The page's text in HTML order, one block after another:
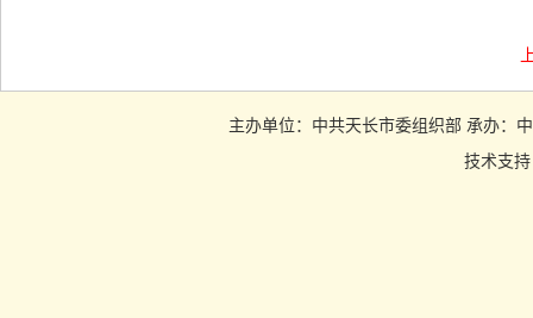
主办单位：中共天长市委组织部 承办：
技术支持